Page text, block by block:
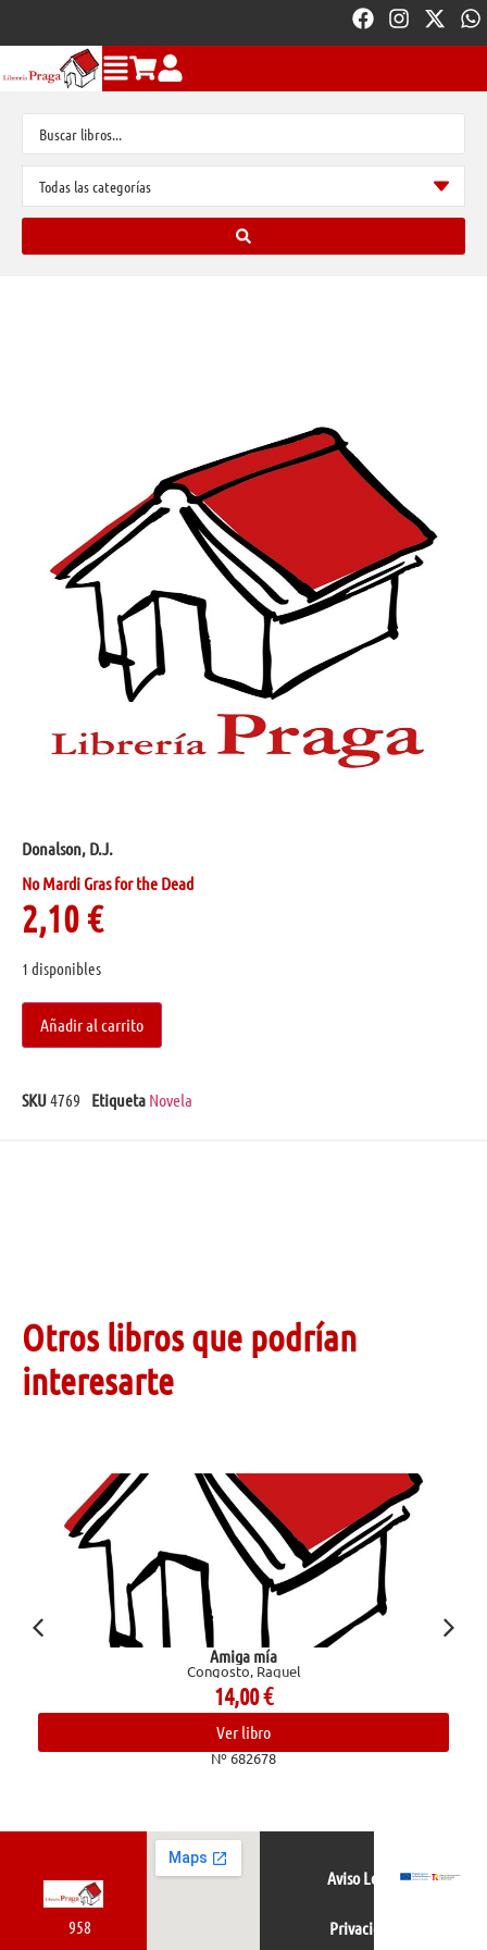
Donalson, D.J.
No Mardi Gras for the Dead
2,10€
1 disponibles
Añadir al carrito
SKU4769 Etiqueta Novela
Otros libros que podrían
interesarte
Nº 682678
958
Aviso Legal
Privacidad